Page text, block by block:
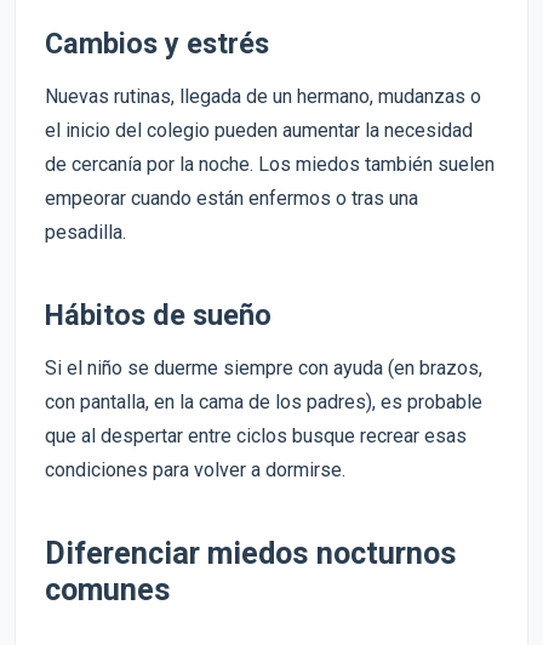
Cambios y estrés
Nuevas rutinas, llegada de un hermano, mudanzas o
el inicio del colegio pueden aumentar la necesidad
de cercanía por la noche. Los miedos también suelen
empeorar cuando están enfermos o tras una
pesadilla.
Hábitos de sueño
Si el niño se duerme siempre con ayuda (en brazos,
con pantalla, en la cama de los padres), es probable
que al despertar entre ciclos busque recrear esas
condiciones para volver a dormirse.
Diferenciar miedos nocturnos
comunes